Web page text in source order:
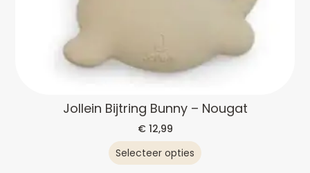
Jollein Bijtring Bunny – Nougat
€12,99
Selecteer opties